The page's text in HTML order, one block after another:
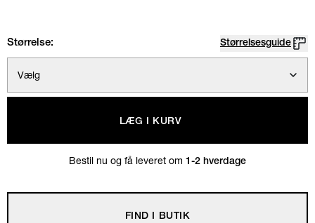
Størrelse: Størrelsesguide
Vælg
LÆG I KURV
Bestil nu og få leveret om 1-2 hverdage
FIND I BUTIK